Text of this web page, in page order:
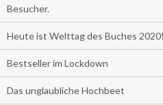
Besucher.
Heute ist Welttag des Buches 2020!
Bestseller im Lockdown
Das unglaubliche Hochbeet